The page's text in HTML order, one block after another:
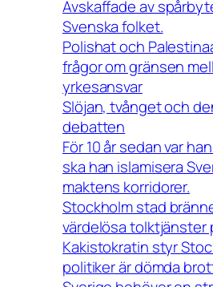
Avskaffade av
Svenska folket.
Polishat och
frågor om gränsen
yrkesansvar
Slöjan, tvånget och
debatten
För 10 år sedan var
ska han islamisera
maktens korridorer.
Stockholm stad
värdelösa tolktjänster
Kakistokratin styr
politiker är dömda